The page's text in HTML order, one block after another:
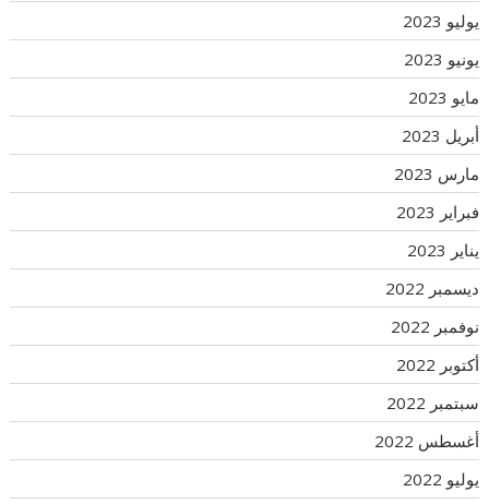
يوليو 2023
يونيو 2023
مايو 2023
أبريل 2023
مارس 2023
فبراير 2023
يناير 2023
ديسمبر 2022
نوفمبر 2022
أكتوبر 2022
سبتمبر 2022
أغسطس 2022
يوليو 2022